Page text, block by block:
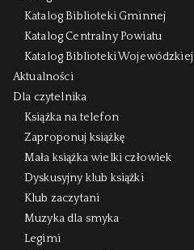
Katalog Biblioteki Gminnej
Katalog Centralny Powiatu
Katalog Biblioteki Wojewódzkiej
Aktualności
Dla czytelnika
Książka na telefon
Zaproponuj książkę
Mała książka wielki człowiek
Dyskusyjny klub książki
Klub zaczytani
Muzyka dla smyka
Legimi